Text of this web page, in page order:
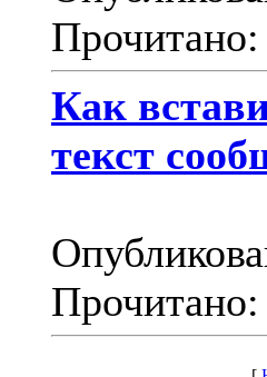
Прочитано:
Как
текст
Прочитано: